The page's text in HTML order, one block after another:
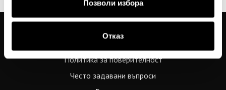
Позволи избора
Отказ
Политика за поверителност
Често задавани въпроси